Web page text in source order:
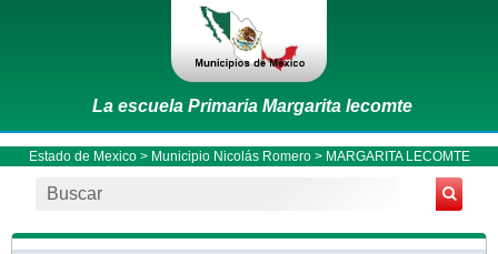
La escuela Primaria Margarita lecomte
Estado de Mexico> Municipio Nicolás Romero> MARGARITA LECOMTE